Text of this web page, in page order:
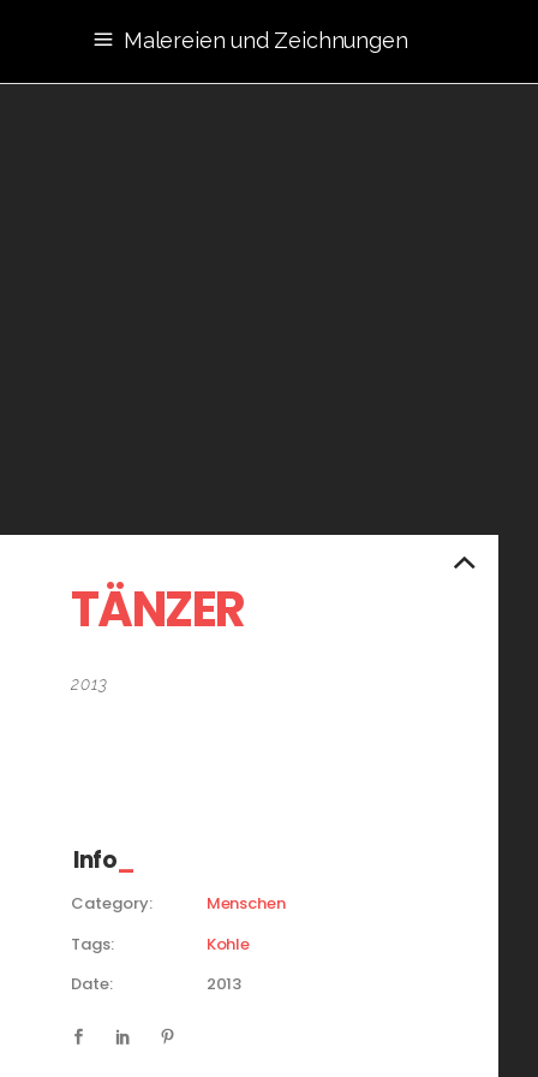
Malereien und Zeichnungen
TÄNZER
2013
Info
Category:
Menschen
Tags:
Kohle
Date:
2013